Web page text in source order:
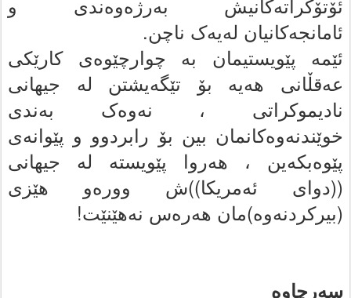
ئامانجه‌کانیان له‌یه‌ک ناچن.
ئێمە پێویستیمان به‌ چوارچێوەی کارێکى
عه‌قڵانی هه‌یه‌ بۆ تێگه‌یشتن له‌ جیهانى
نادیموکراتى ، نه‌وه‌ک به‌ندى
خوێندنه‌وه‌کانمان بین بۆ رابردوو و پێوانەی
پێوەبکەین ، هەروا پێویستە له‌ جیهانى
((دواى ئه‌مریکا))ش ووره‌و هێزی
(بیرکردنەوە)مان هەرەس نەهێنێت!
سەرچاوە